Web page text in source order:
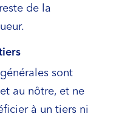
de la
sont
au nôtre, et ne
à un tiers ni